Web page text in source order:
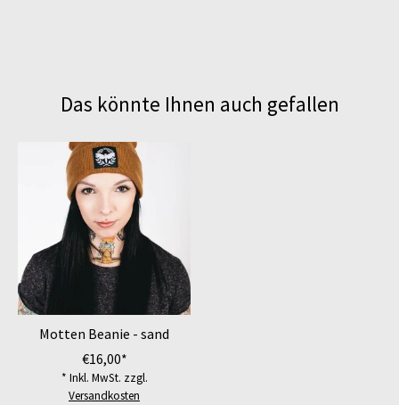
Das könnte Ihnen auch gefallen
Produkt-Karussell-Artikel
Motten Beanie - sand
€16,00*
* Inkl. MwSt. zzgl.
Versandkosten